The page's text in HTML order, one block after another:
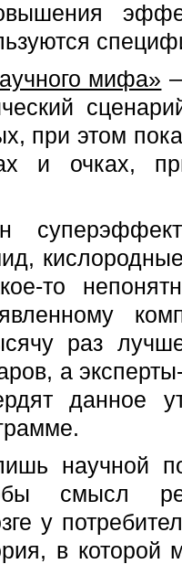
мифа»
при этом
и очках,
то
раз
а
данное
научной
смысл
у
в которой